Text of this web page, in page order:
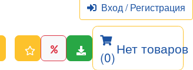
Вход/Регистрация
(0)Нет товаров